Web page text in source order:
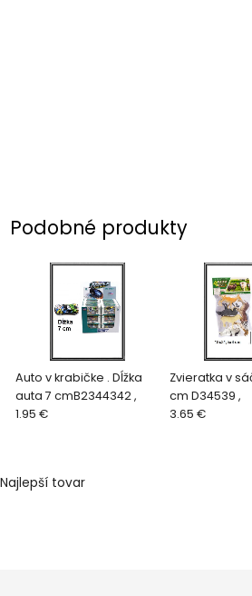
Podobné produkty
Auto v krabičke . Dĺžka
auta 7 cmB2344342 ,
1.95 €
Zvieratka v
cm D34539 ,
3.65 €
Najlepší tovar